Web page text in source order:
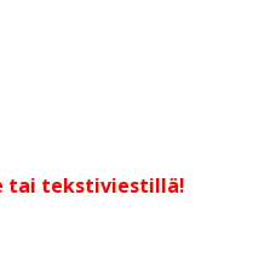
tai tekstiviestillä!